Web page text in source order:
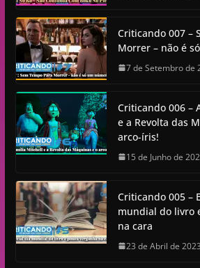
Criticando 007 –
Morrer – não é
7 de Setembro de
Criticando 006 –
e a Revolta das
arco-íris!
15 de Junho de
Criticando 005 –
mundial do livro
na cara
23 de Abril de 2023